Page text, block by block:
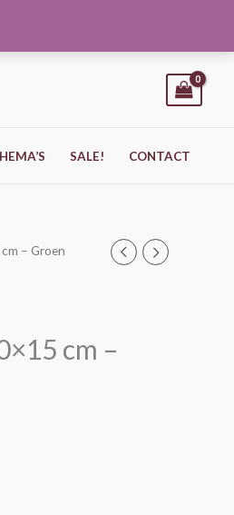
SALE! CONTACT
– Groen
cm –